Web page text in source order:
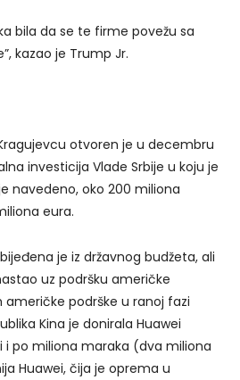
bila da se te firme povežu sa
kazao je Trump Jr.
otvoren je u decembru
investicija Vlade Srbije u koju je
navedeno, oko 200 miliona
eura.
je iz državnog budžeta, ali
uz podršku američke
američke podrške u ranoj fazi
Kina je donirala Huawei
i po miliona maraka (dva miliona
Huawei, čija je oprema u